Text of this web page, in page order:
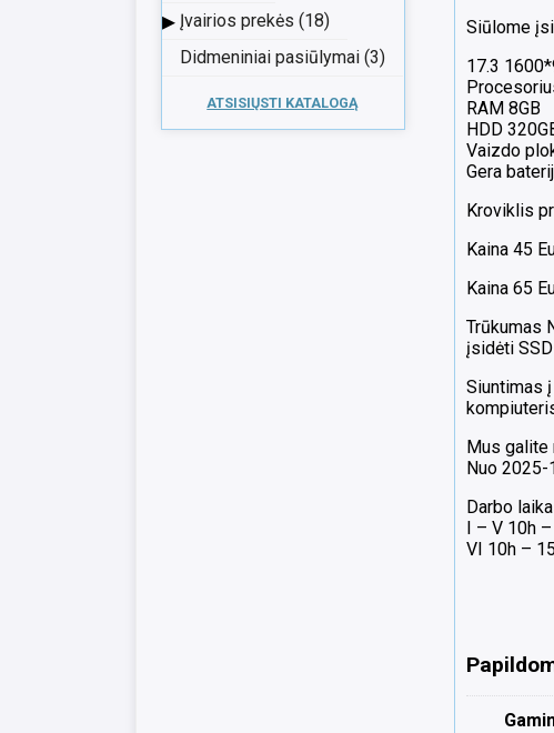
▸ Įvairios prekės (18)
Didmeniniai pasiūlymai (3)
ATSISIŲSTI KATALOGĄ
Siūlome
17.3
RAM 8GB
HDD
Vaizdo
Gera
Kroviklis
Kaina 45
Kaina 65
Trūkumas
įsidėti
Siuntimas
Mus galite
Nuo
Darbo
I – V 10h
VI 10h –